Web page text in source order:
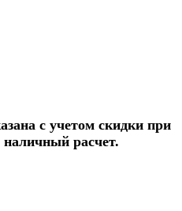
с учетом скидки при
наличный расчет.